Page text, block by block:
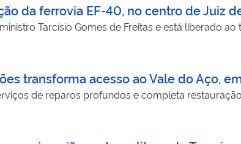
da ferrovia EF-40, no centro de Juiz
Tarcísio Gomes de Freitas e está liberado
transforma acesso ao Vale do Aço,
de reparos profundos e completa